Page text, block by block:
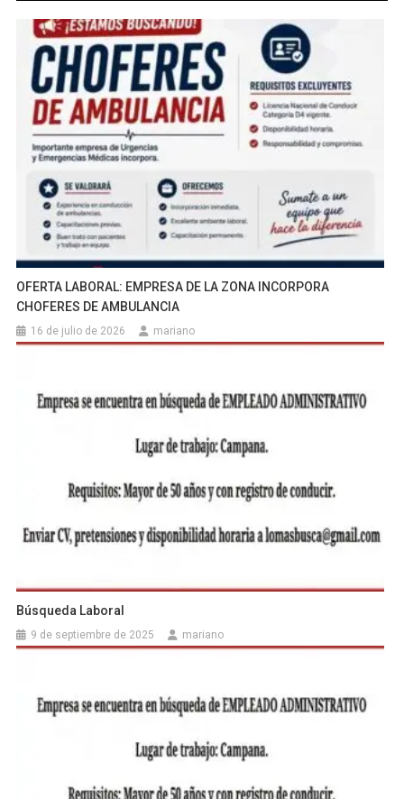
OFERTA LABORAL: EMPRESA DE LA ZONA INCORPORA
CHOFERES DE AMBULANCIA
16 de julio de 2026 mariano
Búsqueda Laboral
9 de septiembre de 2025 mariano